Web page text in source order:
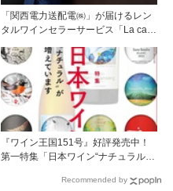
「関西電力送配電㈱」が届けるレン
タルワインセラーサービス「La cave
ェフソムリエの塚元 晃氏が初訪問！
『ワイン王国151号』好評発売中！
第一特集「日本ワイン“ナチュラルが
す キアンティ・クラッシコ グラン・
Recommended by